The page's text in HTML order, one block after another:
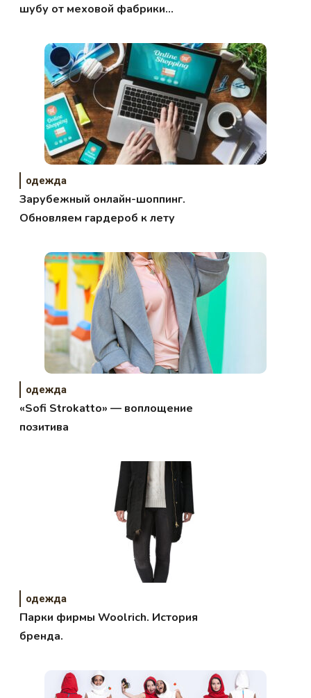
шубу от меховой фабрики
одежда
Зарубежный онлайн-шоппинг.
Обновляем гардероб к лету
одежда
«Sofi Strokatto» — воплощение
позитива
одежда
Парки фирмы Woolrich. История
бренда.